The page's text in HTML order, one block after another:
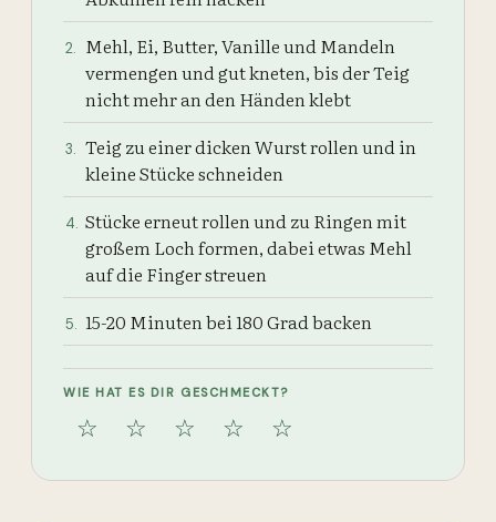
2. Mehl, Ei, Butter, Vanille und Mandeln
vermengen und gut kneten, bis der Teig
nicht mehr an den Händen klebt
3. Teig zu einer dicken Wurst rollen und in
kleine Stücke schneiden
4. Stücke erneut rollen und zu Ringen mit
großem Loch formen, dabei etwas Mehl
auf die Finger streuen
5. 15-20 Minuten bei 180 Grad backen
WIE HAT ES DIR GESCHMECKT?
☆ ☆ ☆ ☆ ☆